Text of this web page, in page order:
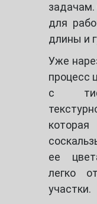
задачам.
для
длины и
Уже
процесс
с
ее
легко
участки.